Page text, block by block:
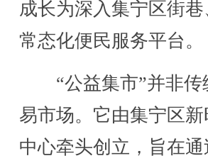
成长为深入集宁区街
常态化便民服务平台。
“公益集市”并非传
易市场。它由集宁区
中心牵头创立，旨在